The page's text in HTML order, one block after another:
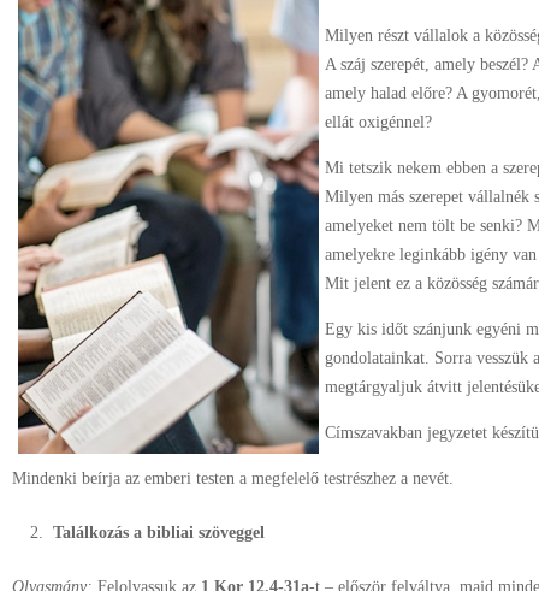
Milyen részt vállalok a
A száj szerepét, amely beszél?
amely halad előre? A
ellát oxigénnel?
Mi tetszik nekem ebben a
Milyen más szerepet vállalnék
amelyeket nem tölt be senki?
amelyekre leginkább igény
Mit jelent ez a közösség
Egy kis időt szánjunk egyéni
gondolatainkat. Sorra vesszük
megtárgyaljuk átvitt
Címszavakban jegyzetet
Mindenki beírja az emberi testen a megfelelő testrészhez a nevét.
Találkozás a bibliai szöveggel
Olvasmány: Felolvassuk az 1 Kor 12,4-31a-t – először felváltva, majd